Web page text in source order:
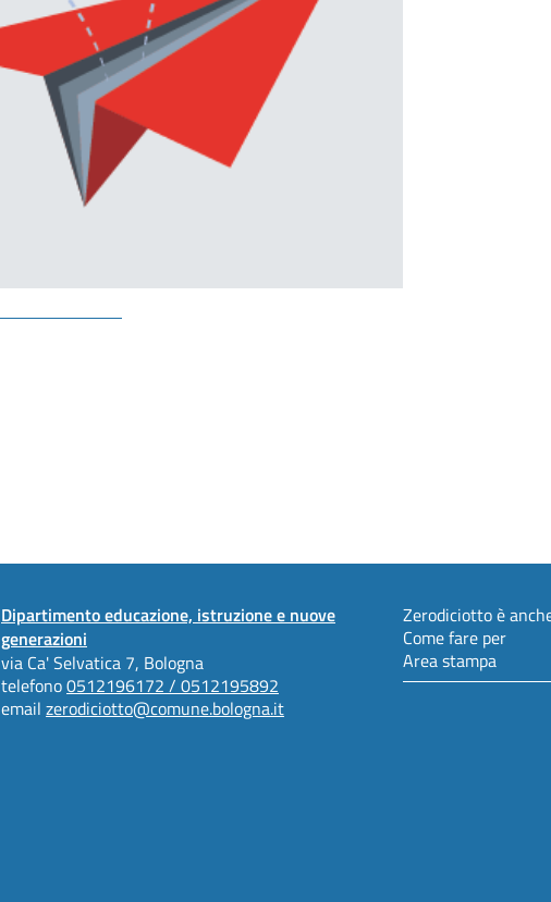
Dipartimento educazione, istruzione e nuove
generazioni
via Ca' Selvatica 7, Bologna
telefono0512196172 / 0512195892
email zerodiciotto@comune.bologna.it
Zerodiciotto è
Come fare per
Area stampa